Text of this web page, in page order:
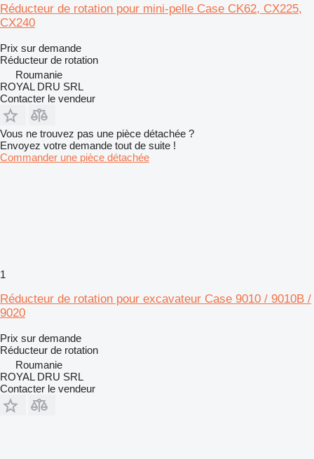
Réducteur de rotation pour mini-pelle Case CK62, CX225,
CX240
Prix sur demande
Réducteur de rotation
Roumanie
ROYAL DRU SRL
Contacter le vendeur
Vous ne trouvez pas une pièce détachée ?
Envoyez votre demande tout de suite !
Commander une pièce détachée
1
Réducteur de rotation pour excavateur Case 9010 / 9010B /
9020
Prix sur demande
Réducteur de rotation
Roumanie
ROYAL DRU SRL
Contacter le vendeur